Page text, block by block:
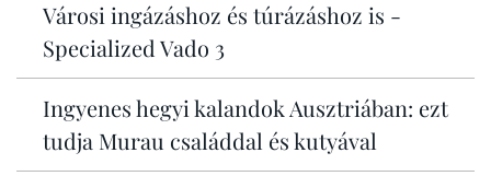
Városi ingázáshoz és túrázáshoz is -
Specialized Vado 3
Ingyenes hegyi kalandok Ausztriában: ezt
tudja Murau családdal és kutyával